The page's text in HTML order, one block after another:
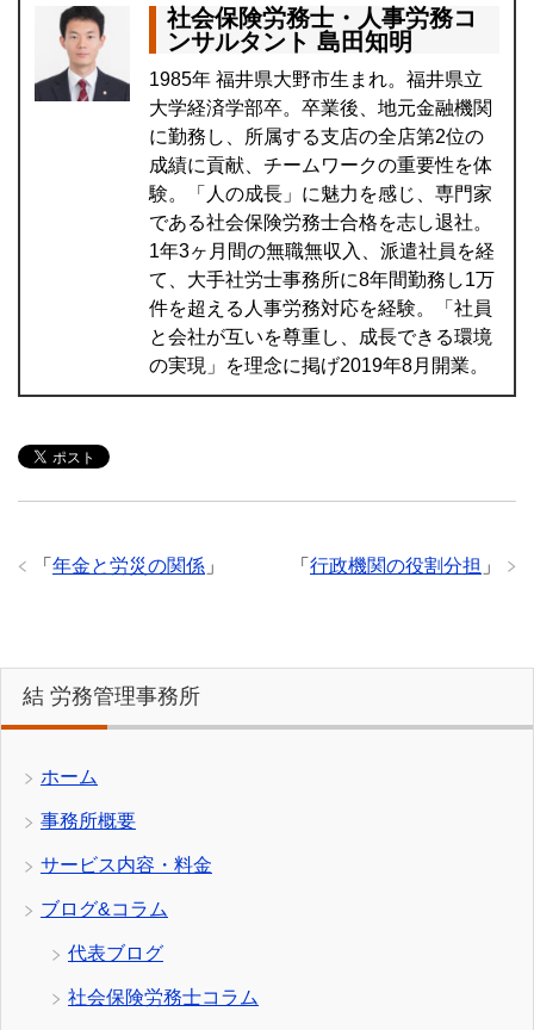
社会保険労務士・人事労務コ
ンサルタント 島田知明
1985年 福井県大野市生まれ。福井県立
大学経済学部卒。卒業後、地元金融機関
に勤務し、所属する支店の全店第2位の
成績に貢献、チームワークの重要性を体
験。「人の成長」に魅力を感じ、専門家
である社会保険労務士合格を志し退社。
1年3ヶ月間の無職無収入、派遣社員を経
て、大手社労士事務所に8年間勤務し1万
件を超える人事労務対応を経験。「社員
と会社が互いを尊重し、成長できる環境
の実現」を理念に掲げ2019年8月開業。
「 行政機関の役割分担 」
「 年金と労災の関係 」
結 労務管理事務所
ホーム
事務所概要
サービス内容・料金
ブログ&コラム
代表ブログ
社会保険労務士コラム